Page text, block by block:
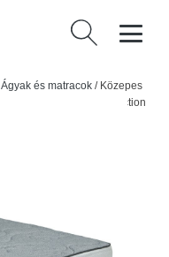
Keresés:
Ágyak és matracok / Közepes
Aura – Bonami Selection